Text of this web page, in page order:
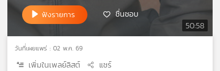
เอส
แผนที่
วิทยุ
เครือ
50:58
ฟังรายการ ชื่นชอบ
วันที่เผยแพร่ : 02 พ.ค. 69
เพิ่มในเพลย์ลิสต์ แชร์